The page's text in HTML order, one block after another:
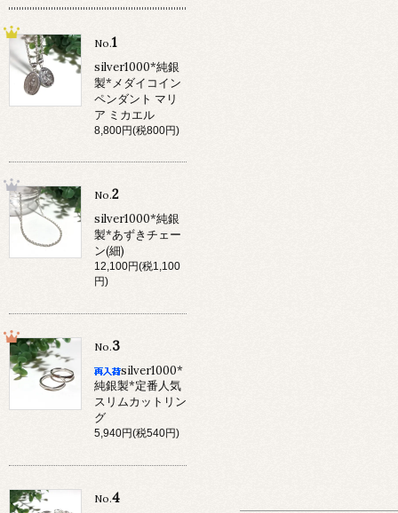
No.1
silver1000*純銀
製*メダイコイン
ペンダント マリ
ア ミカエル
8,800円(税800円)
No.2
silver1000*純銀
製*あずきチェー
ン(細)
12,100円(税1,100
円)
No.3
silver1000*
純銀製*定番人気
スリムカットリン
グ
5,940円(税540円)
No.4